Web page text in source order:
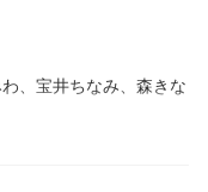
、宝井ちなみ、森きな